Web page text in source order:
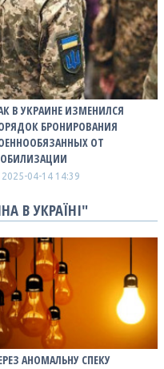
В УКРАИНЕ ИЗМЕНИЛСЯ
БРОНИРОВАНИЯ
ОТ
2025-04-14 14:39
В УКРАЇНІ"
АНОМАЛЬНУ СПЕКУ